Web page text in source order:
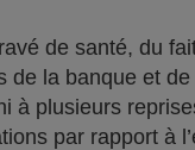
de santé, du
la banque et
à plusieurs
par rapport à